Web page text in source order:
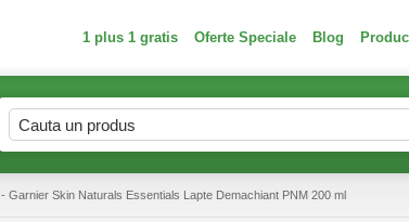
1 plus 1 gratis Oferte Speciale Blog
- Garnier Skin Naturals Essentials Lapte Demachiant PNM 200 ml